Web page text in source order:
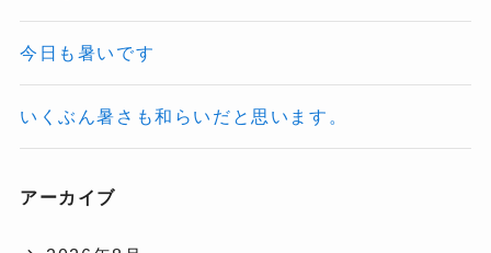
今日も暑いです
いくぶん暑さも和らいだと思います。
アーカイブ